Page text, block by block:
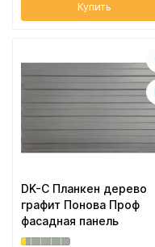
Купить
DK-C Планкен дерево
графит Понова Проф
фасадная панель